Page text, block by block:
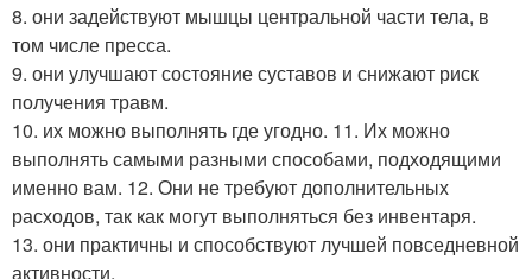
8. они задействуют мышцы центральной части тела, в
том числе пресса.
9. они улучшают состояние суставов и снижают риск
получения травм.
10. их можно выполнять где угодно. 11. Их можно
выполнять самыми разными способами, подходящими
именно вам. 12. Они не требуют дополнительных
расходов, так как могут выполняться без инвентаря.
13. они практичны и способствуют лучшей повседневной
активности.